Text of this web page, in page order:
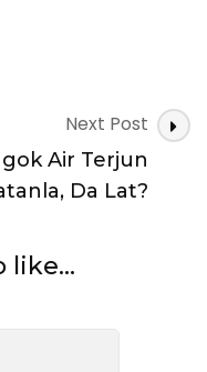
Next Post
Air Terjun
Da Lat?
like...